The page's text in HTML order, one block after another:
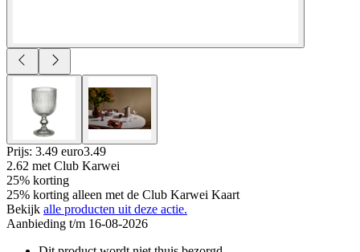
Prijs: 3.49 euro3.49
2.62 met Club Karwei
25% korting
25% korting alleen met de Club Karwei Kaart
Bekijk alle producten uit deze actie.
Aanbieding t/m 16-08-2026